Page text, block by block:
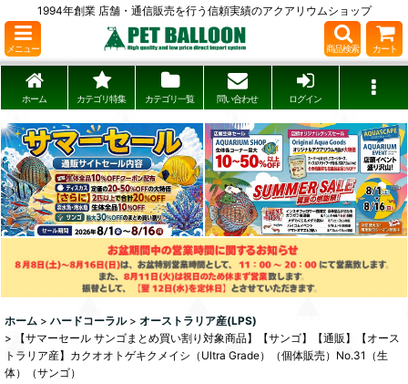
1994年創業 店舗・通信販売を行う信頼実績のアクアリウムショップ
メニュー 商品検索 カート
ホーム カテゴリ特集 カテゴリ一覧 問い合わせ ログイン
ホーム > ハードコーラル > オーストラリア産(LPS)
>
【サマーセール サンゴまとめ買い割り対象商品】【サンゴ】【通販】【オース
トラリア産】カクオオトゲキクメイシ（Ultra Grade）（個体販売）No.31（生
体）（サンゴ）